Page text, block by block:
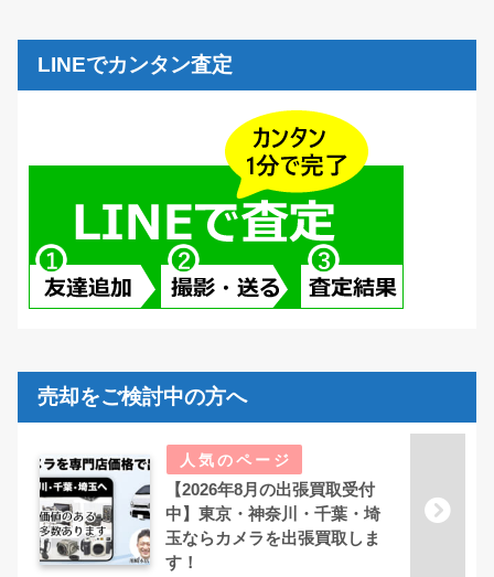
LINEでカンタン査定
売却をご検討中の方へ
【2026年8月の出張買取受付
中】東京・神奈川・千葉・埼
玉ならカメラを出張買取しま
す！